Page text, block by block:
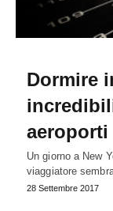
Dormire
Un giorno a New
viaggiatore
28 Settembre 2017